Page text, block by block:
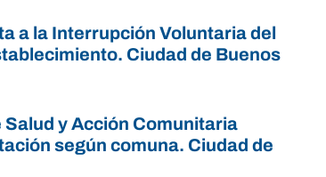
a la Interrupción Voluntaria del
Ciudad de Buenos
y Acción Comunitaria
según comuna. Ciudad de